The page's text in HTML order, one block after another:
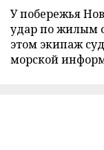
У побережья
удар по жилым
этом экипаж
морской